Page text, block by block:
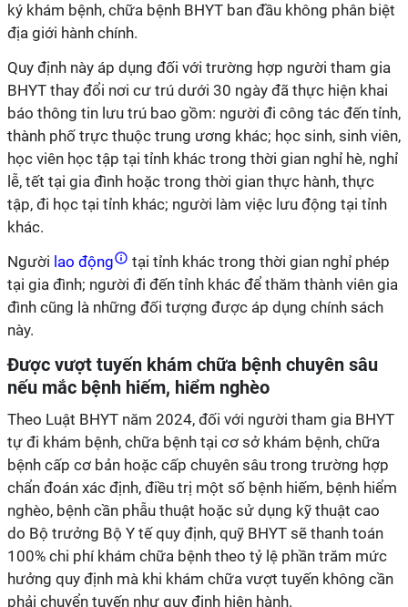
ký khám bệnh, chữa bệnh BHYT ban đầu không phân biệt
địa giới hành chính.
Quy định này áp dụng đối với trường hợp người tham gia
BHYT thay đổi nơi cư trú dưới 30 ngày đã thực hiện khai
báo thông tin lưu trú bao gồm: người đi công tác đến tỉnh,
thành phố trực thuộc trung ương khác; học sinh, sinh viên,
học viên học tập tại tỉnh khác trong thời gian nghỉ hè, nghỉ
lễ, tết tại gia đình hoặc trong thời gian thực hành, thực
tập, đi học tại tỉnh khác; người làm việc lưu động tại tỉnh
khác.
Người lao động
tại tỉnh khác trong thời gian nghỉ phép
tại gia đình; người đi đến tỉnh khác để thăm thành viên gia
đình cũng là những đối tượng được áp dụng chính sách
này.
Được vượt tuyến khám chữa bệnh chuyên sâu
nếu mắc bệnh hiếm, hiểm nghèo
Theo Luật BHYT năm 2024, đối với người tham gia BHYT
tự đi khám bệnh, chữa bệnh tại cơ sở khám bệnh, chữa
bệnh cấp cơ bản hoặc cấp chuyên sâu trong trường hợp
chẩn đoán xác định, điều trị một số bệnh hiếm, bệnh hiểm
nghèo, bệnh cần phẫu thuật hoặc sử dụng kỹ thuật cao
do Bộ trưởng Bộ Y tế quy định, quỹ BHYT sẽ thanh toán
100% chi phí khám chữa bệnh theo tỷ lệ phần trăm mức
hưởng quy định mà khi khám chữa vượt tuyến không cần
phải chuyển tuyến như quy định hiện hành.